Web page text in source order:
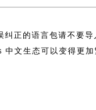
正的语言包请不要
文生态可以变得更加